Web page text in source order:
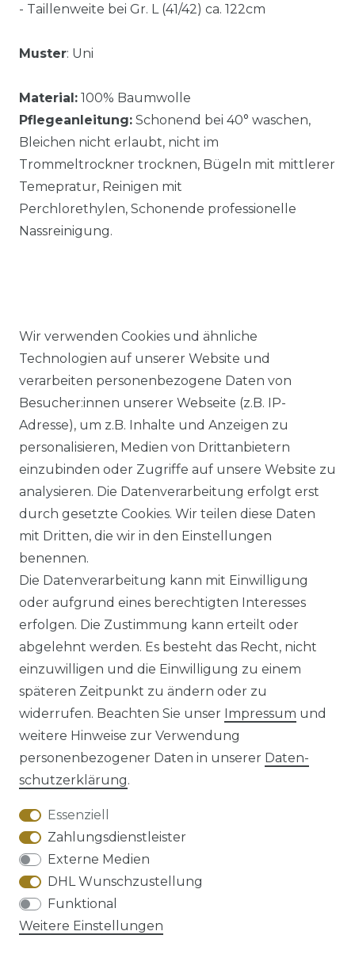
- Taillenweite bei Gr. L (41/42) ca. 122cm
Muster: Uni
Material: 100% Baumwolle
Pflegeanleitung: Schonend bei 40° waschen,
Bleichen nicht erlaubt, nicht im
Trommeltrockner trocknen, Bügeln mit mittlerer
Temepratur, Reinigen mit
Perchlorethylen, Schonende professionelle
Nassreinigung.
Ähnlicher Artikel
Casa Moda - Comfort Fit -
Bügelfreies Herren Business
langarm Hemd verschiedene
Farben (006050)
UVP 49,99 €
ab 47,99 € *
Impressum Daten­schutz­erklärung
AGB Barrierefreiheitserklärung
Widerrufs­recht
Wir verwenden Cookies und ähnliche
Technologien auf unserer Website und
verarbeiten personenbezogene Daten von
Besucher:innen unserer Webseite (z.B. IP-
Adresse), um z.B. Inhalte und Anzeigen zu
personalisieren, Medien von Drittanbietern
einzubinden oder Zugriffe auf unsere Website zu
analysieren. Die Datenverarbeitung erfolgt erst
durch gesetzte Cookies. Wir teilen diese Daten
mit Dritten, die wir in den Einstellungen
benennen.
Die Datenverarbeitung kann mit Einwilligung
oder aufgrund eines berechtigten Interesses
erfolgen. Die Zustimmung kann erteilt oder
abgelehnt werden. Es besteht das Recht, nicht
einzuwilligen und die Einwilligung zu einem
späteren Zeitpunkt zu ändern oder zu
widerrufen. Beachten Sie unser Impressum und
weitere Hinweise zur Verwendung
personenbezogener Daten in unserer Daten­
schutz­erklärung.
Essenziell
Zahlungsdienstleister
Externe Medien
DHL Wunschzustellung
Funktional
Weitere Einstellungen